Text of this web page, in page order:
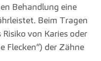
Behandlung eine
Beim Tragen
von Karies oder
Flecken“) der Zähne